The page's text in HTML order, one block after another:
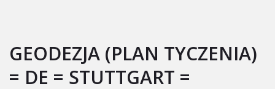
GEODEZJA (PLAN TYCZENIA)
= DE = STUTTGART =